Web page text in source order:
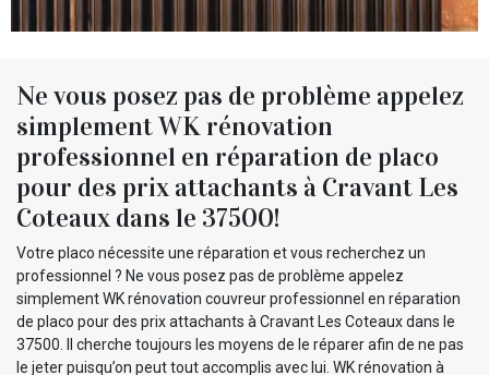
Ne vous posez pas de problème appelez
simplement WK rénovation
professionnel en réparation de placo
pour des prix attachants à Cravant Les
Coteaux dans le 37500!
Votre placo nécessite une réparation et vous recherchez un
professionnel ? Ne vous posez pas de problème appelez
simplement WK rénovation couvreur professionnel en réparation
de placo pour des prix attachants à Cravant Les Coteaux dans le
37500. Il cherche toujours les moyens de le réparer afin de ne pas
le jeter puisqu’on peut tout accomplis avec lui. WK rénovation à